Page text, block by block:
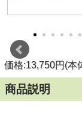
価格:13,750円(本
商品説明